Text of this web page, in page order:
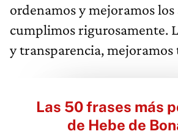
ordenamos y mejoramos los
cumplimos rigurosamente.
y transparencia, mejoramos
Las 50 frases más
de Hebe de